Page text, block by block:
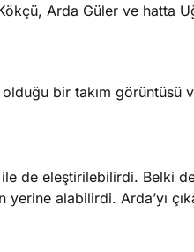
Arda Güler ve hatta
bir takım görüntüsü
de eleştirilebilirdi. Belki
yerine alabilirdi. Arda’yı